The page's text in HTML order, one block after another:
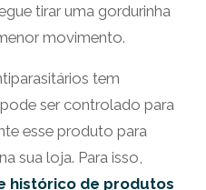
tirar uma gordurinha
movimento.
tem
ser controlado para
esse produto para
sua loja. Para isso,
histórico de produtos